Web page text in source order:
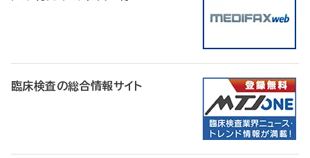
臨床検査の総合情報サイト